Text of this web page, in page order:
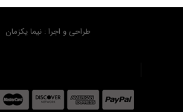
طراحی و اجرا : نیما یکزمان